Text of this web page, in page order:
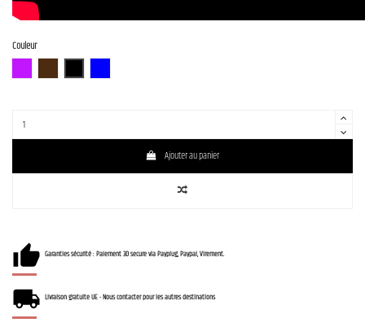
Couleur
Ajouter au panier
Garanties sécurité : Paiement 3D secure via Payplug, Paypal, Virement.
Livraison gratuite UE - Nous contacter pour les autres destinations